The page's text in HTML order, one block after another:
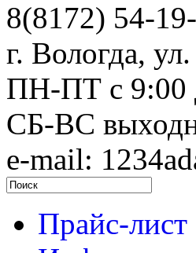
8(8172) 54-
г. Вологда,
ПН-ПТ c 9:00
СБ-ВС
e-mail:
Прайс-лист